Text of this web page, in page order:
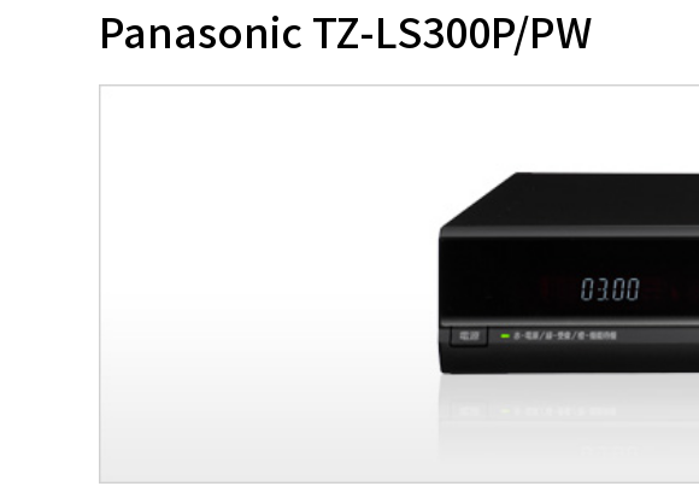
Panasonic TZ-LS300P/PW